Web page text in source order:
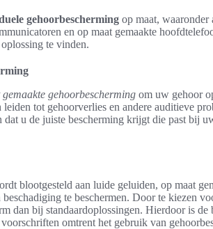
gehoorbescherming op maat, waaronder
en op maat gemaakte
te vinden.
gehoorbescherming om uw gehoor
tot gehoorverlies en andere auditieve
dat u de juiste bescherming krijgt die past bij
blootgesteld aan luide geluiden, op maat
te beschermen. Door te kiezen
dan bij standaardoplossingen. Hierdoor is de
omtrent het gebruik van